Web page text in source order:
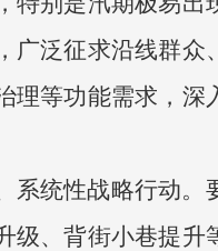
泛征求沿线群众
等功能需求，深
统性战略行动
、背街小巷提升